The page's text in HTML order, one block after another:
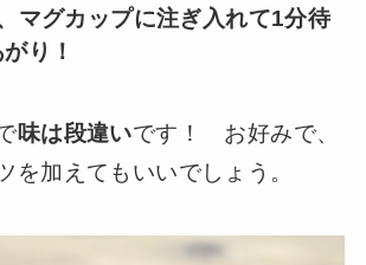
マグカップに注ぎ入れて1分待
り！
味は段違いです！ お好みで、
を加えてもいいでしょう。